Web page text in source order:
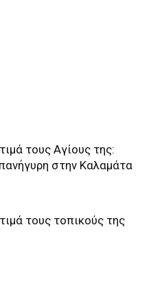
τους Αγίους της:
στην Καλαμάτα
τους τοπικούς της